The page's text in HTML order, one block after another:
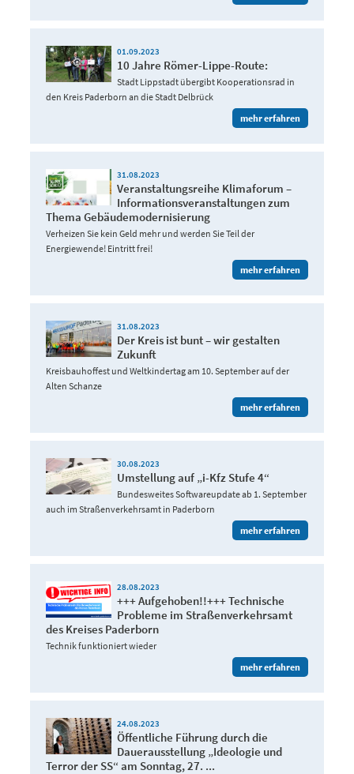
01.09.2023
10 Jahre Römer-Lippe-Route:
Stadt Lippstadt übergibt Kooperationsrad in
den Kreis Paderborn an die Stadt Delbrück
mehr erfahren
31.08.2023
Veranstaltungsreihe Klimaforum –
Informationsveranstaltungen zum
Thema Gebäudemodernisierung
Verheizen Sie kein Geld mehr und werden Sie Teil der
Energiewende! Eintritt frei!
mehr erfahren
31.08.2023
Der Kreis ist bunt – wir gestalten
Zukunft
Kreisbauhoffest und Weltkindertag am 10. September auf der
Alten Schanze
mehr erfahren
30.08.2023
Umstellung auf „i-Kfz Stufe 4“
Bundesweites Softwareupdate ab 1. September
auch im Straßenverkehrsamt in Paderborn
mehr erfahren
28.08.2023
+++ Aufgehoben!!+++ Technische
Probleme im Straßenverkehrsamt
des Kreises Paderborn
Technik funktioniert wieder
mehr erfahren
24.08.2023
Öffentliche Führung durch die
Dauerausstellung „Ideologie und
Terror der SS“ am Sonntag, 27. ...